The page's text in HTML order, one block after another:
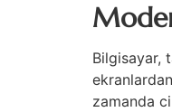
Bilgisayar,
zamanda